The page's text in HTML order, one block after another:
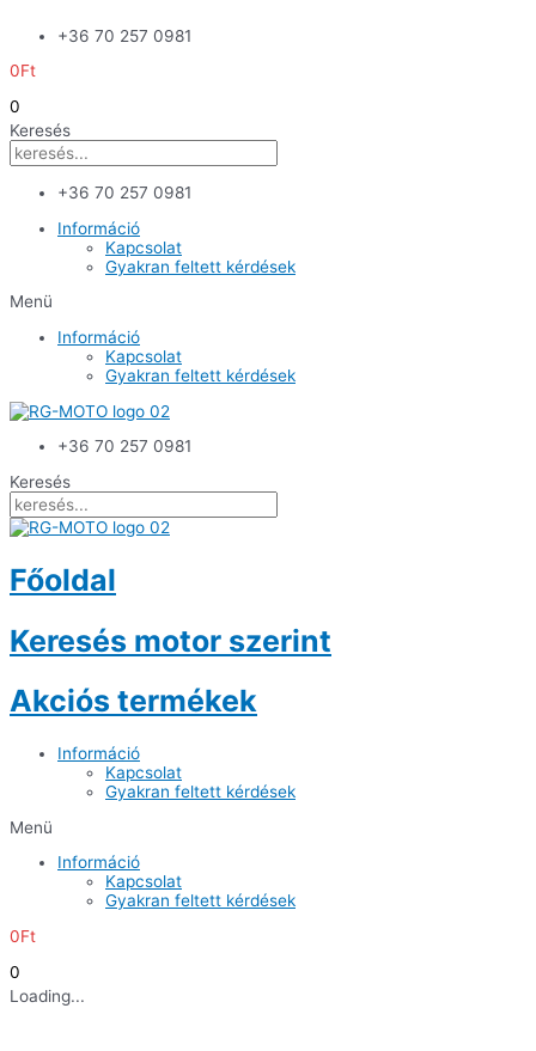
+36 70 257 0981
0Ft
0
Keresés
+36 70 257 0981
Információ
Kapcsolat
Gyakran feltett kérdések
Menü
Információ
Kapcsolat
Gyakran feltett kérdések
+36 70 257 0981
Keresés
Főoldal
Keresés motor szerint
Akciós termékek
Információ
Kapcsolat
Gyakran feltett kérdések
Menü
Információ
Kapcsolat
Gyakran feltett kérdések
0Ft
0
Loading...